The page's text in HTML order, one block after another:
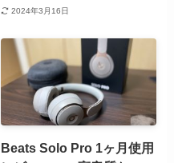
2024年3月16日
Beats Solo Pro 1ヶ月使用